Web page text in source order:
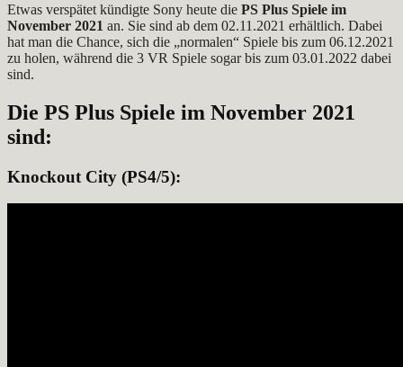
Etwas verspätet kündigte Sony heute die PS Plus Spiele im
November 2021 an. Sie sind ab dem 02.11.2021 erhältlich. Dabei
hat man die Chance, sich die „normalen“ Spiele bis zum 06.12.2021
zu holen, während die 3 VR Spiele sogar bis zum 03.01.2022 dabei
sind.
Die PS Plus Spiele im November 2021
sind:
Knockout City (PS4/5):